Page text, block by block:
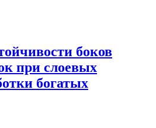
боков
при слоевых
богатых